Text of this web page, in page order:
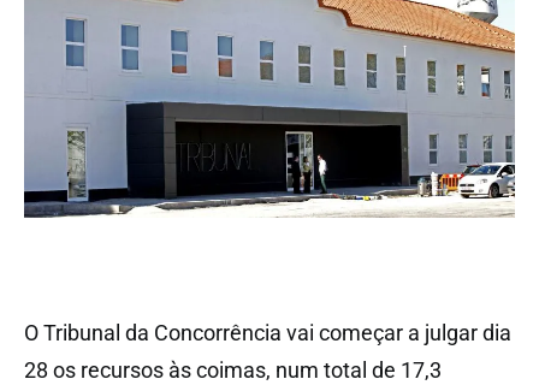
O Tribunal da Concorrência vai começar a julgar dia
28 os recursos às coimas, num total de 17,3